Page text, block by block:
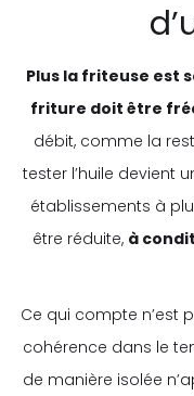
Plus la friteuse est
friture doit être
débit, comme la
tester l’huile devient
établissements à
être réduite, à
Ce qui compte n’est
cohérence dans le
de manière isolée